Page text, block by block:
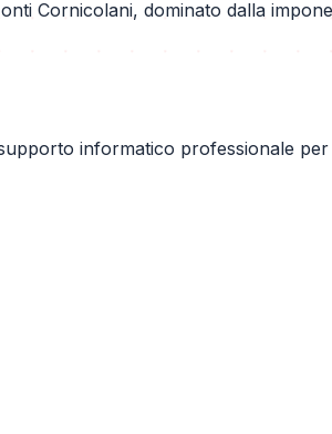
Cornicolani, dominato dalla
informatico professionale